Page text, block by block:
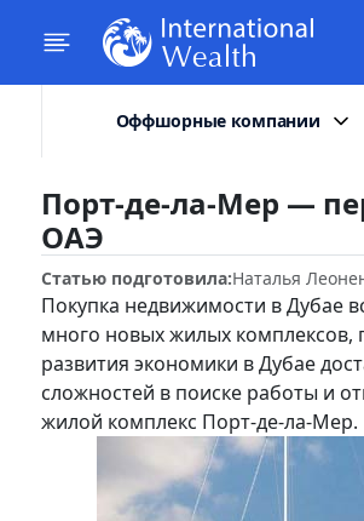
Оффшорные компании
Порт-де-ла-Мер —
ОАЭ
Статью подготовила:Наталья
Покупка недвижимости в Дубае
много новых жилых комплексов,
развития экономики в Дубае
сложностей в поиске работы и
жилой комплекс Порт-де-ла-Мер.